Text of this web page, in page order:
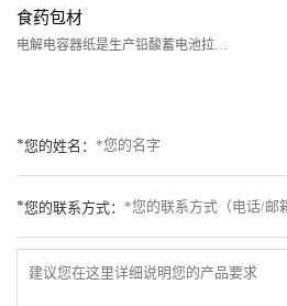
食药包材
电解电容器纸是生产铅酸蓄电池拉网式（扩展式）
*您的姓名：
*您的联系方式：